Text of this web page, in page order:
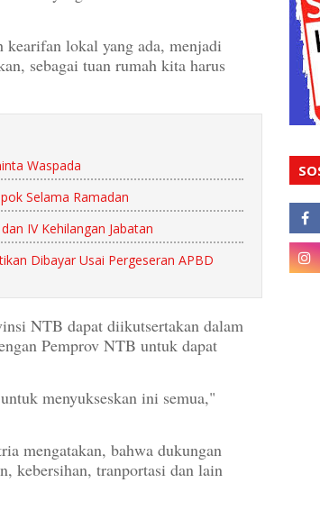
kearifan lokal yang ada, menjadi
sebagai tuan rumah kita harus
Waspada
Selama Ramadan
IV Kehilangan Jabatan
Dibayar Usai Pergeseran APBD
NTB dapat diikutsertakan dalam
Pemprov NTB untuk dapat
menyukseskan ini semua,"
mengatakan, bahwa dukungan
kebersihan, tranportasi dan lain